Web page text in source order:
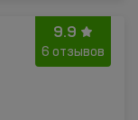
9.9
6 отзывов